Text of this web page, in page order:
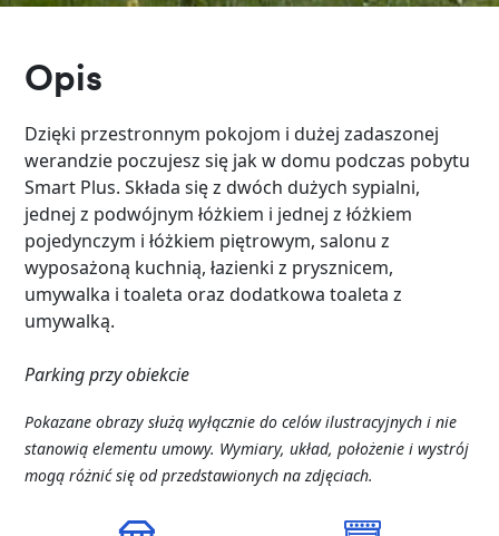
Opis
Dzięki przestronnym pokojom i dużej zadaszonej
werandzie poczujesz się jak w domu podczas pobytu
Smart Plus. Składa się z dwóch dużych sypialni,
jednej z podwójnym łóżkiem i jednej z łóżkiem
pojedynczym i łóżkiem piętrowym, salonu z
wyposażoną kuchnią, łazienki z prysznicem,
umywalka i toaleta oraz dodatkowa toaleta z
umywalką.
Parking przy obiekcie
Pokazane obrazy służą wyłącznie do celów ilustracyjnych i nie
stanowią elementu umowy. Wymiary, układ, położenie i wystrój
mogą różnić się od przedstawionych na zdjęciach.